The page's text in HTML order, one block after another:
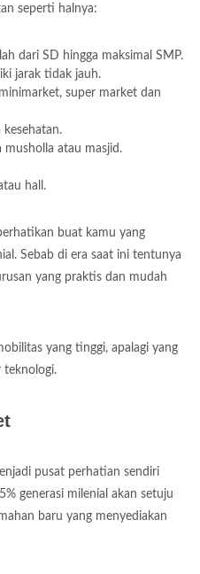
seperti halnya:
dari SD hingga maksimal SMP.
jarak tidak jauh.
super market dan
musholla atau masjid.
hall.
buat kamu yang
Sebab di era saat ini tentunya
yang praktis dan mudah
yang tinggi, apalagi yang
teknologi.
pusat perhatian sendiri
generasi milenial akan setuju
baru yang menyediakan